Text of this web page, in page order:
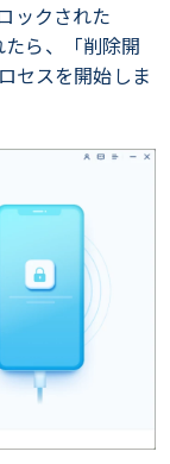
ックされた
ら、「削除開
セスを開始しま